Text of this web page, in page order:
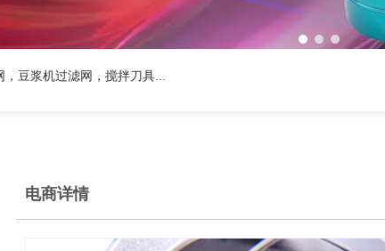
豆浆机过滤网，搅拌刀具...
电商详情